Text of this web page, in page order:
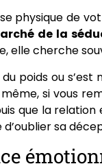
physique de
de la
elle cherche
poids ou
si vous
que la
d’oublier sa